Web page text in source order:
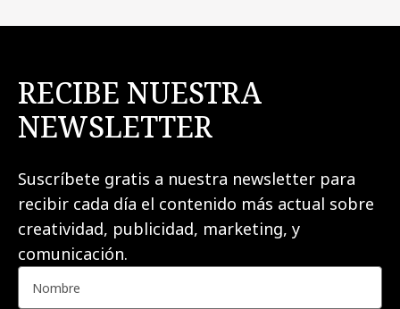
RECIBE NUESTRA
NEWSLETTER
Suscríbete gratis a nuestra newsletter para
recibir cada día el contenido más actual sobre
creatividad, publicidad, marketing, y
comunicación.